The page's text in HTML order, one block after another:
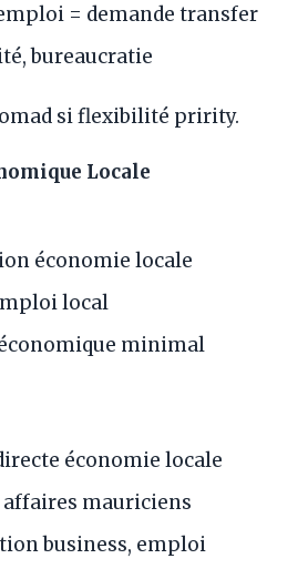
= demande transfer
bureaucratie
si flexibilité pririty.
Locale
économie locale
local
minimal
économie locale
affaires mauriciens
business, emploi